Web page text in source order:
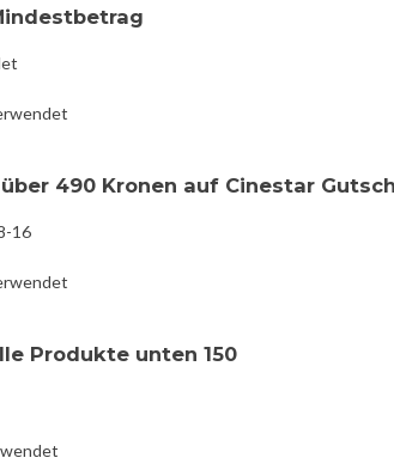
490 Kronen auf Cinestar
16
Produkte unten 150